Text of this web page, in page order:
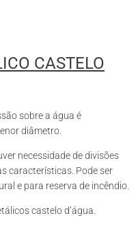
CASTELO
sobre a água é
diâmetro.
necessidade de divisões
características. Pode ser
e para reserva de incêndio.
castelo d’água.